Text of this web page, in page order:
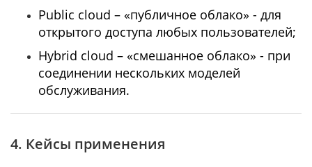
Public cloud – «публичное облако» - для
открытого доступа любых пользователей;
Hybrid cloud – «смешанное облако» - при
соединении нескольких моделей
обслуживания.
4. Кейсы применения